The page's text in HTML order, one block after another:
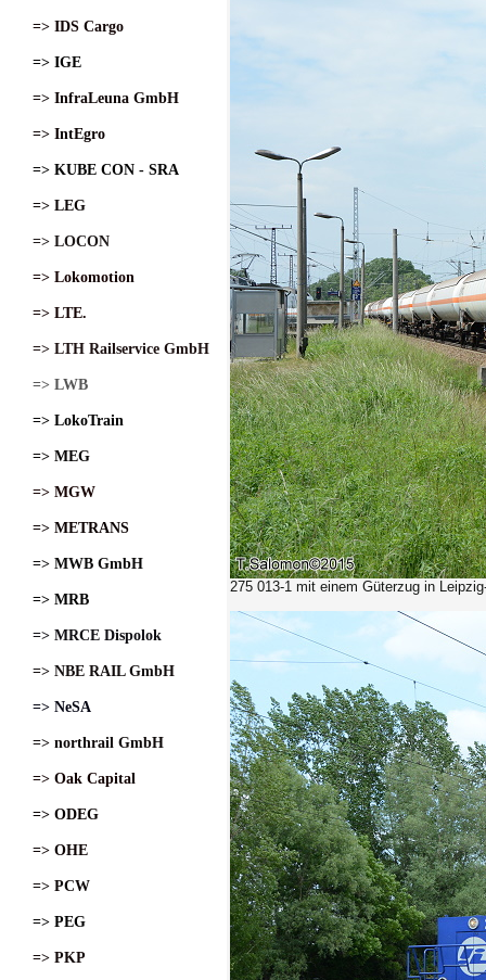
=> IDS Cargo
=> IGE
=> InfraLeuna GmbH
=> IntEgro
=> KUBE CON - SRA
=> LEG
=> LOCON
=> Lokomotion
=> LTE.
=> LTH Railservice GmbH
=> LWB
=> LokoTrain
=> MEG
=> MGW
=> METRANS
=> MWB GmbH
=> MRB
=> MRCE Dispolok
=> NBE RAIL GmbH
=> NeSA
=> northrail GmbH
=> Oak Capital
=> ODEG
=> OHE
=> PCW
=> PEG
=> PKP
275 013-1 mit einem Güterzug in